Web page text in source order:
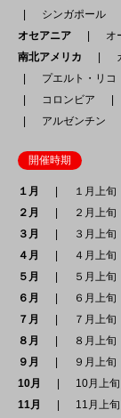
シンガポール
オセアニア
オ
南北アメリカ
プエルト・リコ
コロンビア
アルゼンチン
開催時期
１月 １月上旬
２月
２月上旬
３月
３月上旬
４月
４月上旬
５月
５月上旬
６月
６月上旬
７月
７月上旬
８月
８月上旬
９月
９月上旬
10月
10月上
11月
11月上